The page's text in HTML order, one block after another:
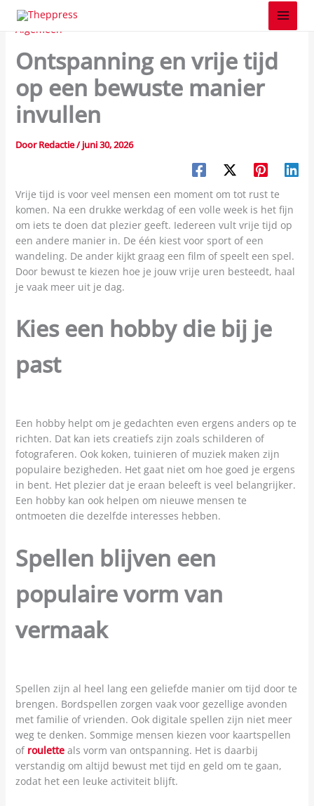
Spring
naar
inhoud
Algemeen
Ontspanning en vrije tijd
op een bewuste manier
invullen
DoorRedactie/juni 30, 2026
Vrije tijd is voor veel mensen een moment om tot rust te
komen. Na een drukke werkdag of een volle week is het fijn
om iets te doen dat plezier geeft. Iedereen vult vrije tijd op
een andere manier in. De één kiest voor sport of een
wandeling. De ander kijkt graag een film of speelt een spel.
Door bewust te kiezen hoe je jouw vrije uren besteedt, haal
je vaak meer uit je dag.
Kies een hobby die bij je
past
Een hobby helpt om je gedachten even ergens anders op te
richten. Dat kan iets creatiefs zijn zoals schilderen of
fotograferen. Ook koken, tuinieren of muziek maken zijn
populaire bezigheden. Het gaat niet om hoe goed je ergens
in bent. Het plezier dat je eraan beleeft is veel belangrijker.
Een hobby kan ook helpen om nieuwe mensen te
ontmoeten die dezelfde interesses hebben.
Spellen blijven een
populaire vorm van
vermaak
Spellen zijn al heel lang een geliefde manier om tijd door te
brengen. Bordspellen zorgen vaak voor gezellige avonden
met familie of vrienden. Ook digitale spellen zijn niet meer
weg te denken. Sommige mensen kiezen voor kaartspellen
of rouletteals vorm van ontspanning. Het is daarbij
verstandig om altijd bewust met tijd en geld om te gaan,
zodat het een leuke activiteit blijft.
o
e
e